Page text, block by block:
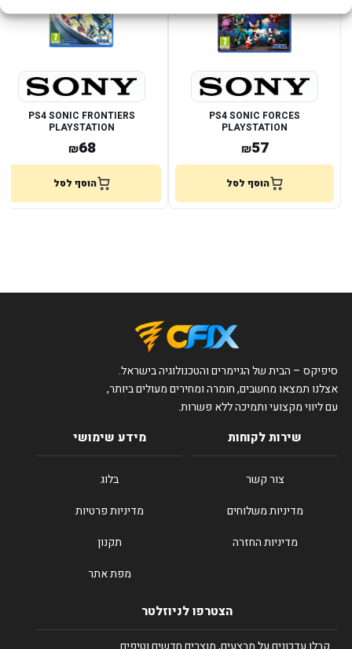
PS4 SONIC FORCES
PLAYSTATION
₪57
הוסף לסל
PS4 SONIC FRONTIERS
PLAYSTATION
₪68
הוסף לסל
סיפיקס – הבית של הגיימרים והטכנולוגיה בישראל.
אצלנו תמצאו מחשבים, חומרה ומחירים מעולים ביותר,
עם ליווי מקצועי ותמיכה ללא פשרות.
שירות לקוחות
צור קשר
מדיניות משלוחים
מדיניות החזרה
מידע שימושי
בלוג
מדיניות פרטיות
תקנון
מפת אתר
הצטרפו לניוזלטר